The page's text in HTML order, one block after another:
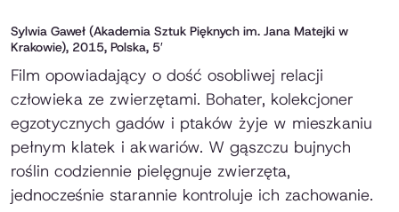
Sylwia Gaweł (Akademia Sztuk Pięknych im. Jana Matejki w
Krakowie), 2015, Polska, 5′
Film opowiadający o dość osobliwej relacji
człowieka ze zwierzętami. Bohater, kolekcjoner
egzotycznych gadów i ptaków żyje w mieszkaniu
pełnym klatek i akwariów. W gąszczu bujnych
roślin codziennie pielęgnuje zwierzęta,
jednocześnie starannie kontroluje ich zachowanie.